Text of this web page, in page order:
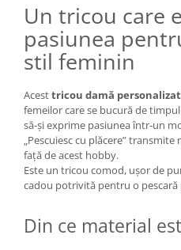
Un tricou care
pasiunea
stil feminin
Acesttricou damă
femeilor care se bucură de
să-și exprime pasiunea într-un
„Pescuiesc cu plăcere”
față de acest hobby.
Este un tricou comod, ușor de
cadou potrivită pentru o pescară
Din ce material